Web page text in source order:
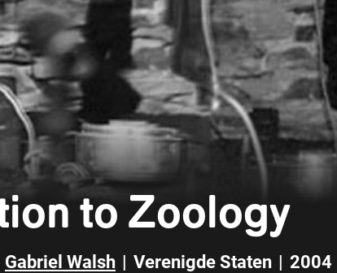
to Zoology
Gabriel Walsh | Verenigde Staten | 2004